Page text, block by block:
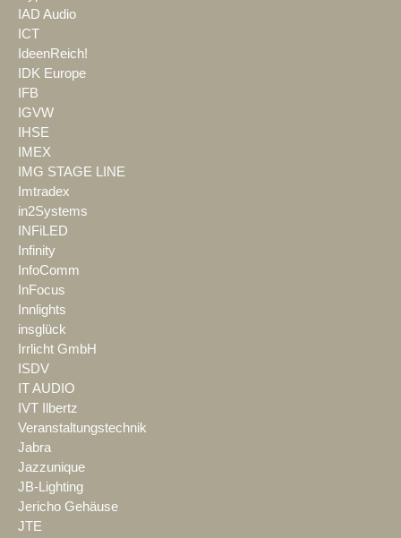
IAD Audio
ICT
IdeenReich!
IDK Europe
IFB
IGVW
IHSE
IMEX
IMG STAGE LINE
Imtradex
in2Systems
INFiLED
Infinity
InfoComm
InFocus
Innlights
insglück
Irrlicht GmbH
ISDV
IT AUDIO
IVT Ilbertz
Veranstaltungstechnik
Jabra
Jazzunique
JB-Lighting
Jericho Gehäuse
JTE